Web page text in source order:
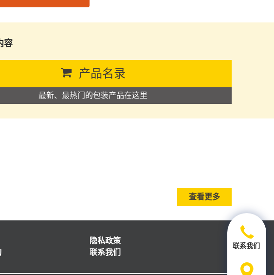
容
产品名录
最新、最热门的包装产品在这里
查看更多
隐私政策
联系我们
联系我们